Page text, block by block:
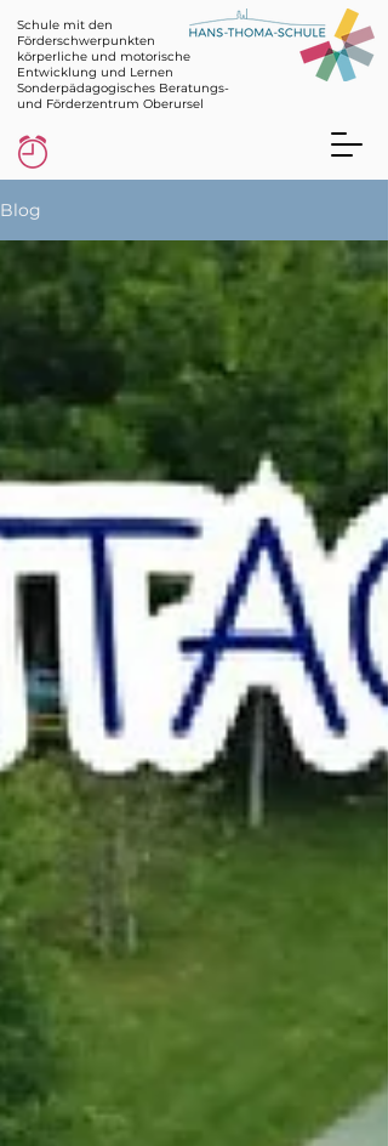
Schule mit den
Förderschwerpunkten
körperliche und motorische
Entwicklung und Lernen
Sonderpädagogisches Beratungs-
und Förderzentrum Oberursel
Blog